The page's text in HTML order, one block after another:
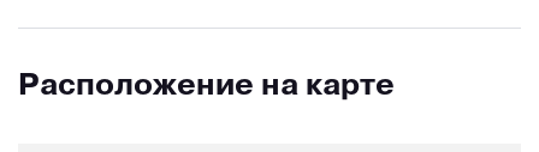
Расположение на карте